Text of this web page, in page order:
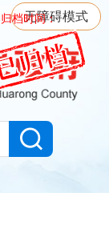
归档时间：
无障碍模式